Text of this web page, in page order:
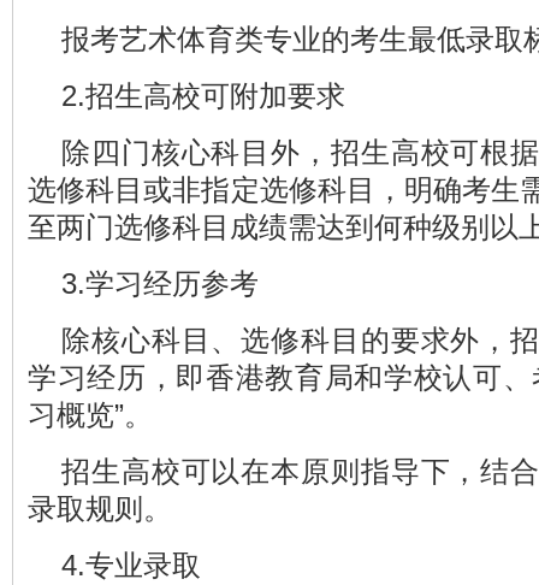
报考艺术体育类专业的考生最低录取
2.招生高校可附加要求
除四门核心科目外，招生高校可根
选修科目或非指定选修科目，明确考生
至两门选修科目成绩需达到何种级别以
3.学习经历参考
除核心科目、选修科目的要求外，
学习经历，即香港教育局和学校认可
习概览”。
招生高校可以在本原则指导下，结
录取规则。
4.专业录取